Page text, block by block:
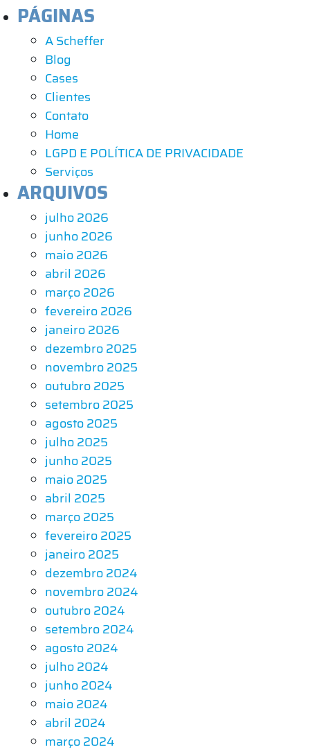
PÁGINAS
A Scheffer
Blog
Cases
Clientes
Contato
Home
LGPD E POLÍTICA DE PRIVACIDADE
Serviços
ARQUIVOS
julho 2026
junho 2026
maio 2026
abril 2026
março 2026
fevereiro 2026
janeiro 2026
dezembro 2025
novembro 2025
outubro 2025
setembro 2025
agosto 2025
julho 2025
junho 2025
maio 2025
abril 2025
março 2025
fevereiro 2025
janeiro 2025
dezembro 2024
novembro 2024
outubro 2024
setembro 2024
agosto 2024
julho 2024
junho 2024
maio 2024
abril 2024
março 2024